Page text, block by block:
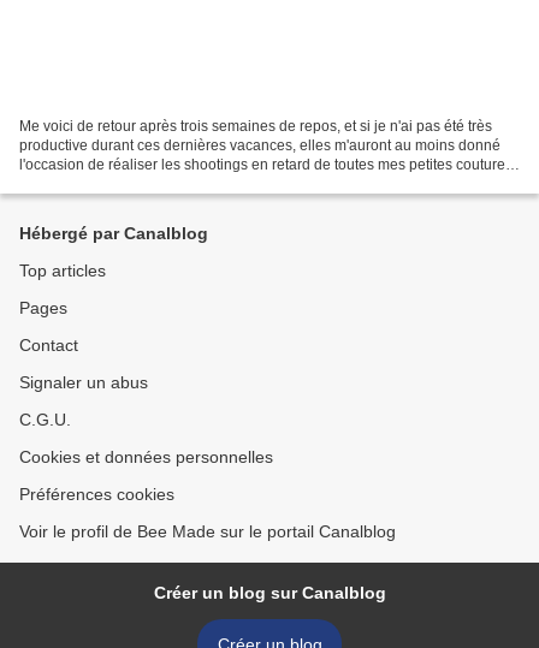
Me voici de retour après trois semaines de repos, et si je n'ai pas été très
productive durant ces dernières vacances, elles m'auront au moins donné
l'occasion de réaliser les shootings en retard de toutes mes petites coutures
Hébergé par Canalblog
Top articles
Pages
Contact
Signaler un abus
C.G.U.
Cookies et données personnelles
Préférences cookies
Voir le profil de Bee Made sur le portail Canalblog
Créer un blog sur Canalblog